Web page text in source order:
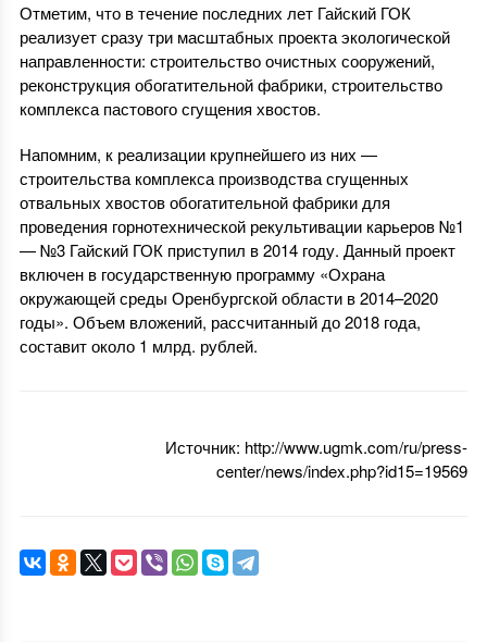
Отметим, что в течение последних лет Гайский ГОК
реализует сразу три масштабных проекта экологической
направленности: строительство очистных сооружений,
реконструкция обогатительной фабрики, строительство
комплекса пастового сгущения хвостов.
Напомним, к реализации крупнейшего из них —
строительства комплекса производства сгущенных
отвальных хвостов обогатительной фабрики для
проведения горнотехнической рекультивации карьеров №1
— №3 Гайский ГОК приступил в 2014 году. Данный проект
включен в государственную программу «Охрана
окружающей среды Оренбургской области в 2014–2020
годы». Объем вложений, рассчитанный до 2018 года,
составит около 1 млрд. рублей.
Источник: http://www.ugmk.com/ru/press-
center/news/index.php?id15=19569